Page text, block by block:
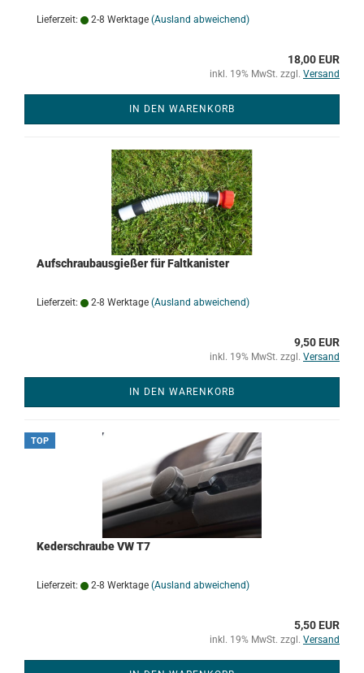
Lieferzeit: 2-8 Werktage (Ausland abweichend)
18,00 EUR
inkl. 19% MwSt. zzgl. Versand
IN DEN WARENKORB
Aufschraubausgießer für Faltkanister
Lieferzeit: 2-8 Werktage (Ausland abweichend)
9,50 EUR
inkl. 19% MwSt. zzgl. Versand
IN DEN WARENKORB
TOP
Kederschraube VW T7
Lieferzeit: 2-8 Werktage (Ausland abweichend)
5,50 EUR
inkl. 19% MwSt. zzgl. Versand